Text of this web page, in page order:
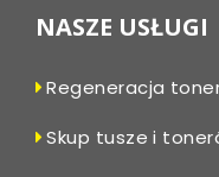
NASZE USŁUGI
Regeneracja
Skup tusze i